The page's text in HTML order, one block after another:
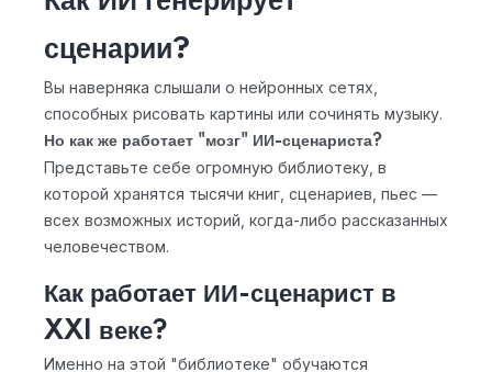
сценарии?
Вы наверняка слышали о нейронных сетях,
способных рисовать картины или сочинять музыку.
Но как же работает "мозг" ИИ-сценариста?
Представьте себе огромную библиотеку, в
которой хранятся тысячи книг, сценариев, пьес —
всех возможных историй, когда-либо рассказанных
человечеством.
Как работает ИИ-сценарист в
XXI веке?
Именно на этой "библиотеке" обучаются